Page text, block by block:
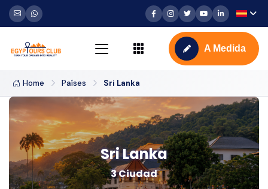
A Medida
Home Países Sri Lanka
Sri Lanka
3 Ciudad